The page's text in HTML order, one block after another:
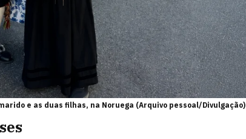
e as duas filhas, na Noruega (Arquivo pessoal/Divulgação)